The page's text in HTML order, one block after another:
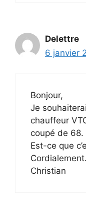
Delettre
6 janvier
Bonjour,
Je
chauffeur
coupé de 68.
Est-ce que
Cordialement.
Christian